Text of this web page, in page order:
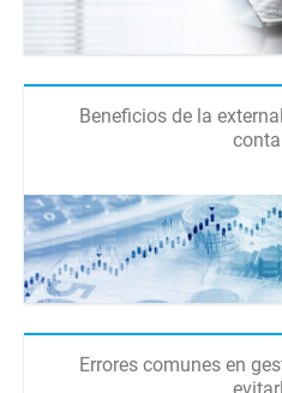
Beneficios de la
Errores comunes en